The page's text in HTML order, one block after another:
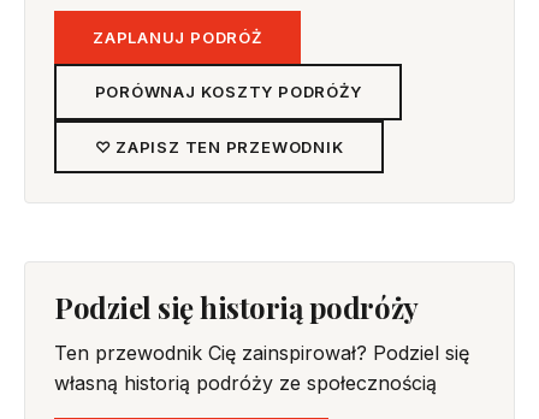
ZAPLANUJ PODRÓŻ
PORÓWNAJ KOSZTY PODRÓŻY
♡ ZAPISZ TEN PRZEWODNIK
Podziel się historią podróży
Ten przewodnik Cię zainspirował? Podziel się
własną historią podróży ze społecznością